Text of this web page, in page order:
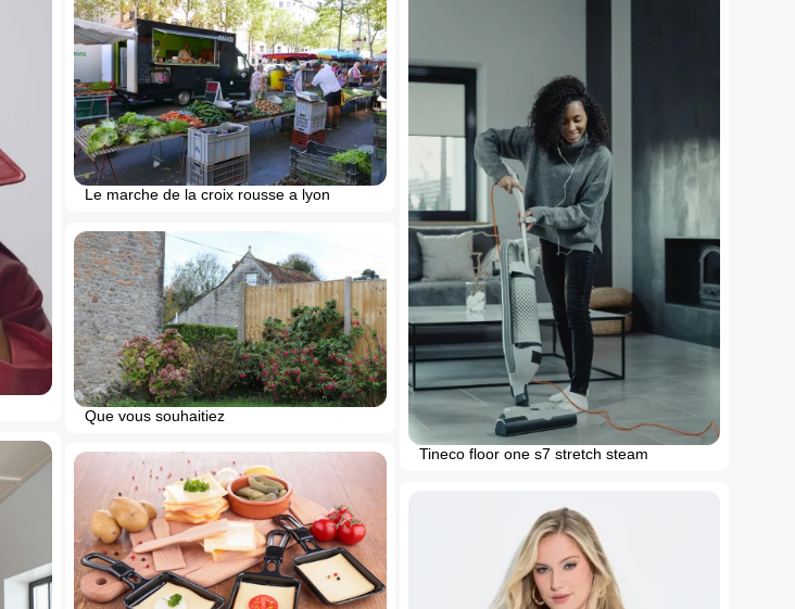
Le marche de la croix rousse a lyon
Tineco floor one s7 stretch steam
Que vous souhaitiez